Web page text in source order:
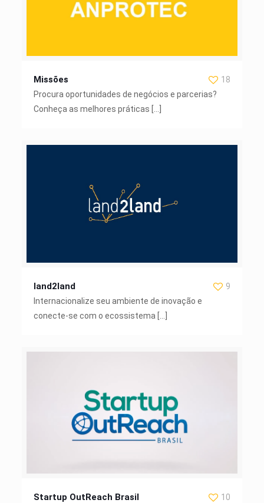
Missões
18
Procura oportunidades de negócios e parcerias?
Conheça as melhores práticas […]
land2land
9
Internacionalize seu ambiente de inovação e
conecte-se com o ecossistema
Startup OutReach Brasil
10